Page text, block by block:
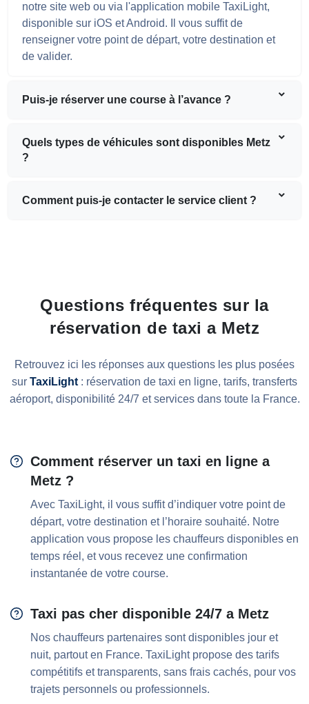
notre site web ou via l'application mobile TaxiLight,
disponible sur iOS et Android. Il vous suffit de
renseigner votre point de départ, votre destination et
de valider.
Puis-je réserver une course à l’avance ?
Quels types de véhicules sont disponibles Metz
?
Comment puis-je contacter le service client ?
Questions fréquentes sur la
réservation de taxi a Metz
Retrouvez ici les réponses aux questions les plus posées
sur TaxiLight : réservation de taxi en ligne, tarifs, transferts
aéroport, disponibilité 24/7 et services dans toute la France.
Comment réserver un taxi en ligne a
Metz ?
Avec TaxiLight, il vous suffit d’indiquer votre point de
départ, votre destination et l’horaire souhaité. Notre
application vous propose les chauffeurs disponibles en
temps réel, et vous recevez une confirmation
instantanée de votre course.
Taxi pas cher disponible 24/7 a Metz
Nos chauffeurs partenaires sont disponibles jour et
nuit, partout en France. TaxiLight propose des tarifs
compétitifs et transparents, sans frais cachés, pour vos
trajets personnels ou professionnels.